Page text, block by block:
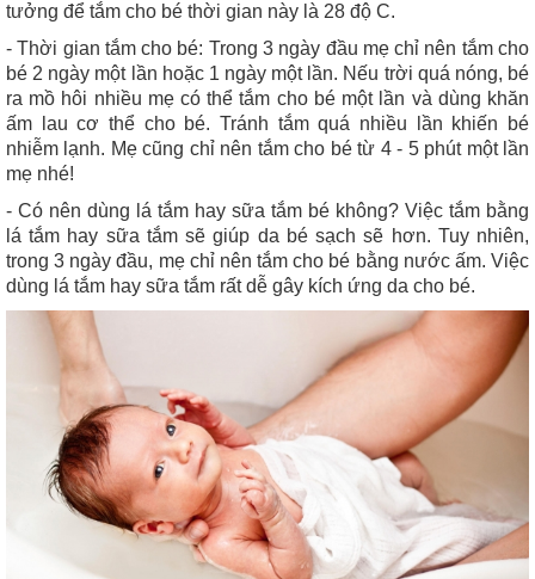
tưởng để tắm cho bé thời gian này là 28 độ C.
- Thời gian tắm cho bé: Trong 3 ngày đầu mẹ chỉ nên tắm cho
bé 2 ngày một lần hoặc 1 ngày một lần. Nếu trời quá nóng, bé
ra mồ hôi nhiều mẹ có thể tắm cho bé một lần và dùng khăn
ấm lau cơ thể cho bé. Tránh tắm quá nhiều lần khiến bé
nhiễm lạnh. Mẹ cũng chỉ nên tắm cho bé từ 4 - 5 phút một lần
mẹ nhé!
- Có nên dùng lá tắm hay sữa tắm bé không? Việc tắm bằng
lá tắm hay sữa tắm sẽ giúp da bé sạch sẽ hơn. Tuy nhiên,
trong 3 ngày đầu, mẹ chỉ nên tắm cho bé bằng nước ấm. Việc
dùng lá tắm hay sữa tắm rất dễ gây kích ứng da cho bé.